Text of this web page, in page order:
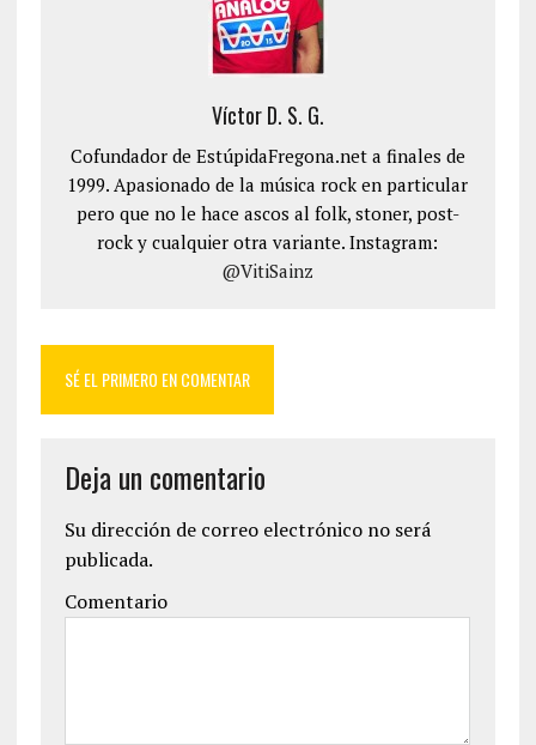
Víctor D. S. G.
Cofundador de EstúpidaFregona.net a finales de
1999. Apasionado de la música rock en particular
pero que no le hace ascos al folk, stoner, post-
rock y cualquier otra variante. Instagram:
@VitiSainz
SÉ EL PRIMERO EN COMENTAR
Deja un comentario
Su dirección de correo electrónico no será
publicada.
Comentario